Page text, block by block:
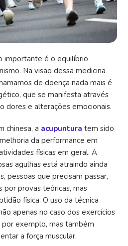
importante é o equilíbrio
Na visão dessa medicina
de doença nada mais é
que se manifesta através
dores e alterações emocionais.
chinesa, a acupuntura tem sido
da performance em
físicas em geral. A
agulhas está atraindo ainda
pessoas que precisam passar,
por provas teóricas, mas
física. O uso da técnica
apenas no caso dos exercícios
por exemplo, mas também
a força muscular.